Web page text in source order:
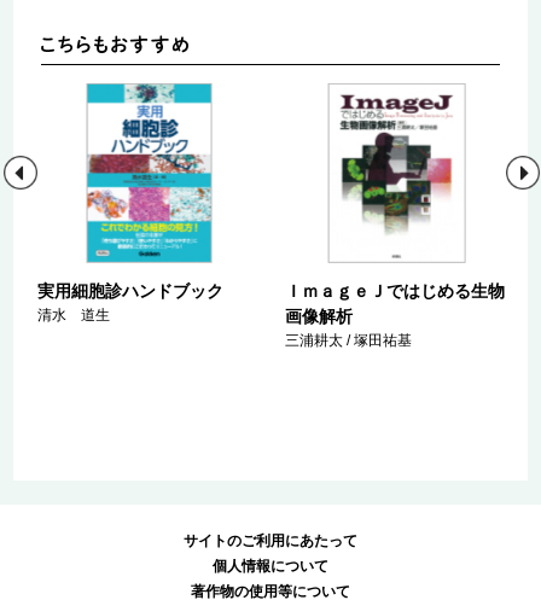
実用細胞診ハンドブック
清水 道生
ＩｍａｇｅＪではじめる生物
画像解析
三浦耕太 / 塚田祐基
サイトのご利用にあたって
個人情報について
著作物の使用等について